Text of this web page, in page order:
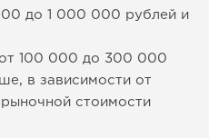
до 1 000 000 рублей и
100 000 до 300 000
в зависимости от
стоимости